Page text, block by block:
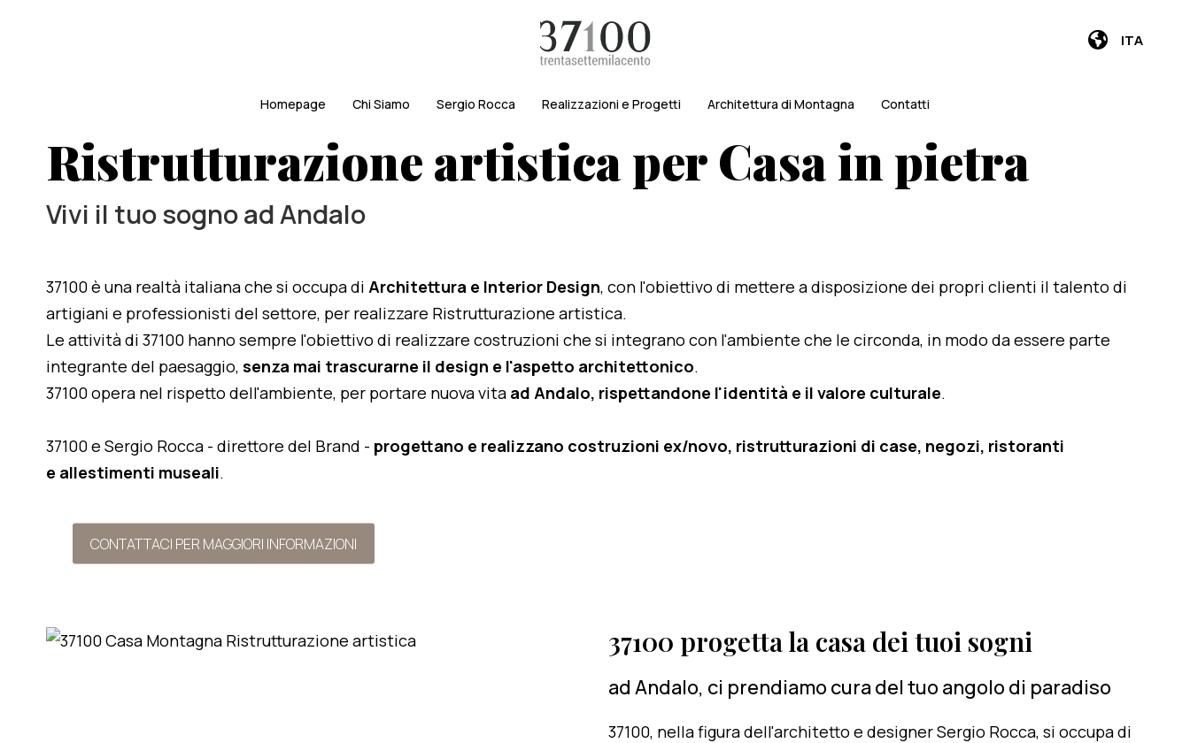
ITA
Homepage Chi Siamo Sergio Rocca Realizzazioni e Progetti Architettura di Montagna Contatti
Ristrutturazione artistica per Casa in pietra
Vivi il tuo sogno ad Andalo
37100 è una realtà italiana che si occupa di Architettura e Interior Design, con l'obiettivo di mettere a disposizione dei propri clienti il talento di
artigiani e professionisti del settore, per realizzare Ristrutturazione artistica.
Le attività di 37100 hanno sempre l'obiettivo di realizzare costruzioni che si integrano con l'ambiente che le circonda, in modo da essere parte
integrante del paesaggio, senza mai trascurarne il design e l'aspetto architettonico.
37100 opera nel rispetto dell'ambiente, per portare nuova vita ad Andalo, rispettandone l'identità e il valore culturale.
37100 e Sergio Rocca - direttore del Brand - progettano e realizzano costruzioni ex/novo, ristrutturazioni di case, negozi, ristoranti
e allestimenti museali.
CONTATTACI PER MAGGIORI INFORMAZIONI
37100 progetta la casa dei tuoi sogni
ad Andalo, ci prendiamo cura del tuo angolo di paradiso
37100, nella figura dell'architetto e designer Sergio Rocca, si occupa di